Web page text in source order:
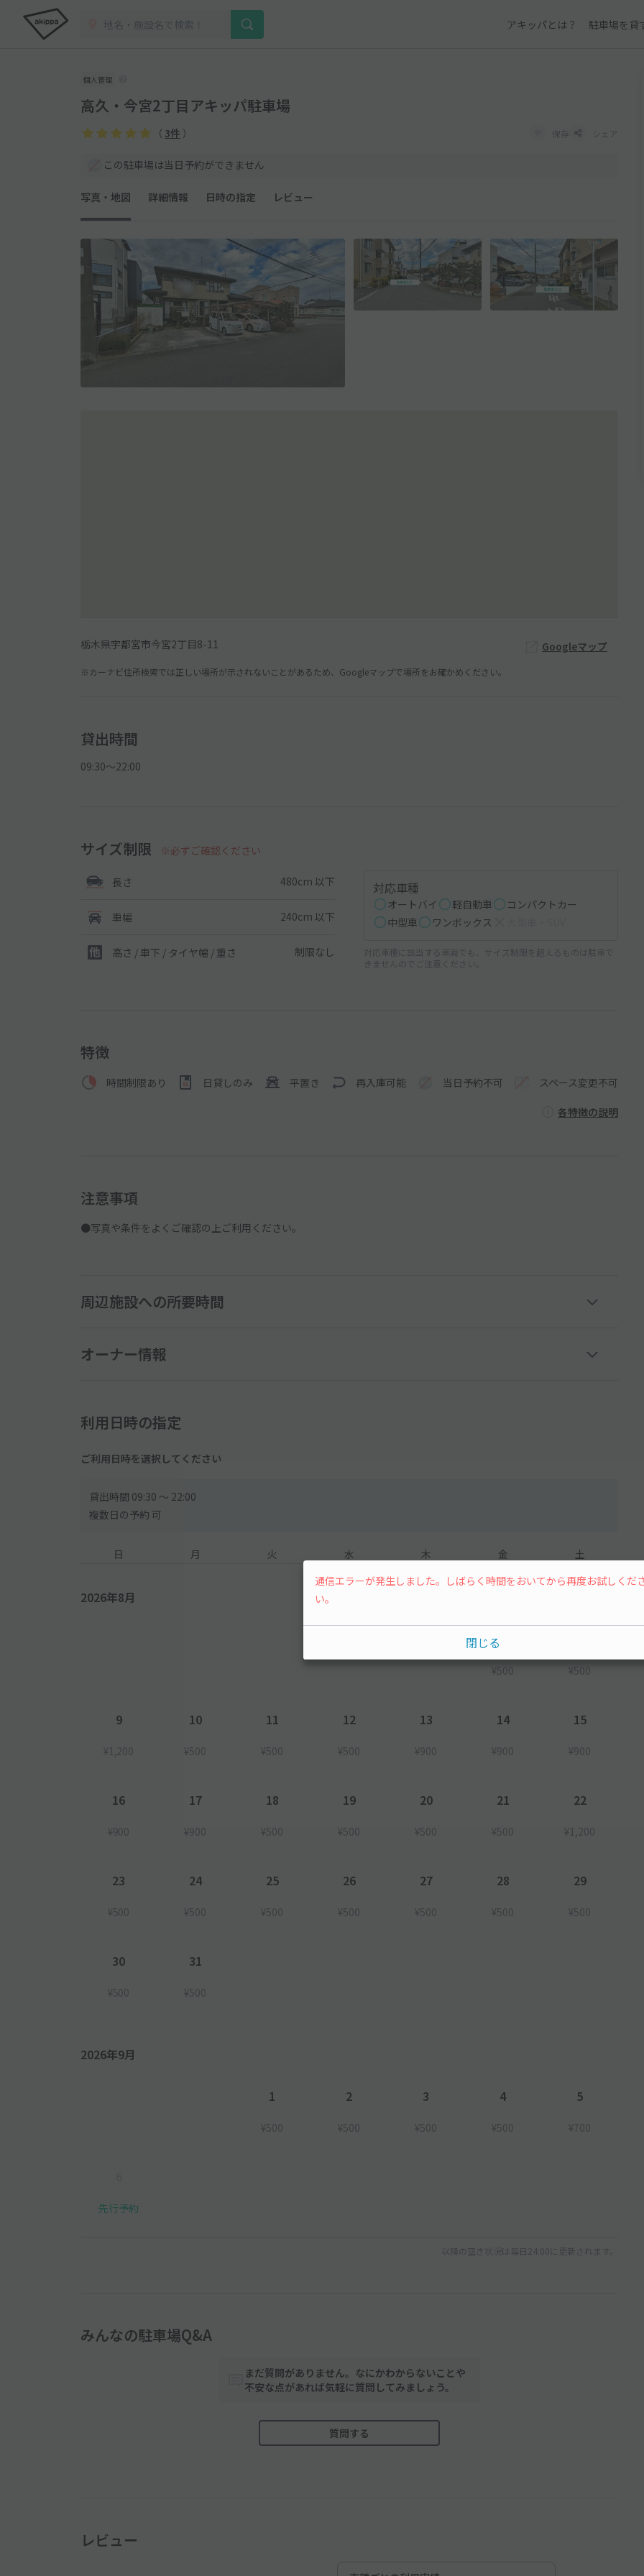
アキッパとは？ 駐車場を貸
個人管理
高久・今宮2丁目アキッパ駐車場
（ 3件 ） 保存 シェア
この駐車場は当日予約ができません
写真・地図 詳細情報 日時の指定 レビュー
栃木県宇都宮市今宮2丁目8-11 Googleマップ
※カーナビ住所検索では正しい場所が示されないことがあるため、Googleマップで場所をお確かめください。
貸出時間
09:30〜22:00
サイズ制限 ※必ずご確認ください
長さ 480cm 以下
車幅 240cm 以下
高さ / 車下 / タイヤ幅 / 重さ 制限なし
対応車種
オートバイ 軽自動車
コンパクトカー
中型車
ワンボックス
対応車種に該当する車両でも、サイズ制限を超えるものは駐車で
きませんのでご注意ください。
特徴
時間制限あり 日貸しのみ 平置き 再入庫可能 当日予約不可 スペース変更不可
各特徴の説明
注意事項
●写真や条件をよくご確認の上ご利用ください。
周辺施設への所要時間
オーナー情報
利用日時の指定
ご利用日時を選択してください
貸出時間 09:30 〜 22:00
複数日の予約 可
日 月 火 水 木 金 土
2026年8月
¥500 ¥500
9
¥1,200
10
¥500
11
¥500
12
¥500
13
¥900
14
¥900
15
¥900
16
¥900
17
¥900
18
¥500
19
¥500
20
¥500
21
¥500
22
¥1,200
23
¥500
24
¥500
25
¥500
26
¥500
27
¥500
28
¥500
29
¥500
30
¥500
31
¥500
2026年9月
1
¥500
2
¥500
3
¥500
4
¥500
5
¥700
先行予約
以降の空き状況は毎日24:00に更新されます。
みんなの駐車場Q&A
まだ質問がありません。なにかわからないことや
不安な点があれば気軽に質問してみましょう。
質問する
レビュー
通信エラーが発生しました。しばらく時間をおいてから再度お試しくだ
い。
閉じる